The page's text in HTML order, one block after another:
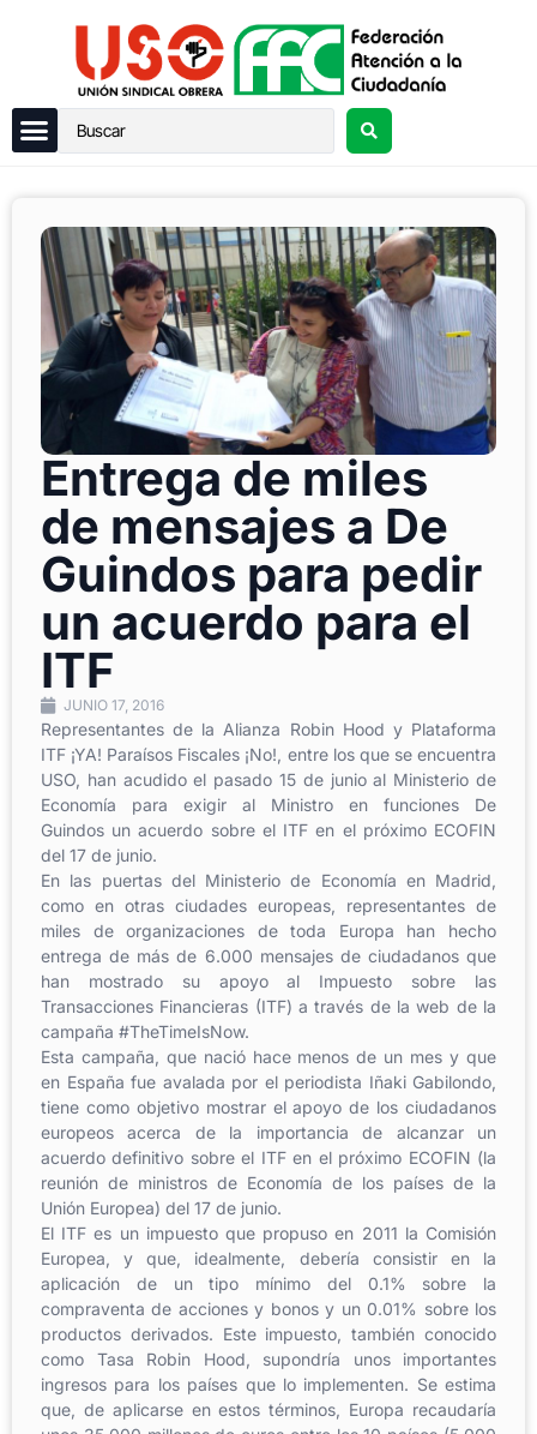
Entrega de miles
de mensajes a De
Guindos para pedir
un acuerdo para el
ITF
JUNIO 17, 2016
Representantes de la Alianza Robin Hood y Plataforma
ITF ¡YA! Paraísos Fiscales ¡No!, entre los que se encuentra
USO, han acudido el pasado 15 de junio al Ministerio de
Economía para exigir al Ministro en funciones De
Guindos un acuerdo sobre el ITF en el próximo ECOFIN
del 17 de junio.
En las puertas del Ministerio de Economía en Madrid,
como en otras ciudades europeas, representantes de
miles de organizaciones de toda Europa han hecho
entrega de más de 6.000 mensajes de ciudadanos que
han mostrado su apoyo al Impuesto sobre las
Transacciones Financieras (ITF) a través de la web de la
campaña #TheTimeIsNow.
Esta campaña, que nació hace menos de un mes y que
en España fue avalada por el periodista Iñaki Gabilondo,
tiene como objetivo mostrar el apoyo de los ciudadanos
europeos acerca de la importancia de alcanzar un
acuerdo definitivo sobre el ITF en el próximo ECOFIN (la
reunión de ministros de Economía de los países de la
Unión Europea) del 17 de junio.
El ITF es un impuesto que propuso en 2011 la Comisión
Europea, y que, idealmente, debería consistir en la
aplicación de un tipo mínimo del 0.1% sobre la
compraventa de acciones y bonos y un 0.01% sobre los
productos derivados. Este impuesto, también conocido
como Tasa Robin Hood, supondría unos importantes
ingresos para los países que lo implementen. Se estima
que, de aplicarse en estos términos, Europa recaudaría